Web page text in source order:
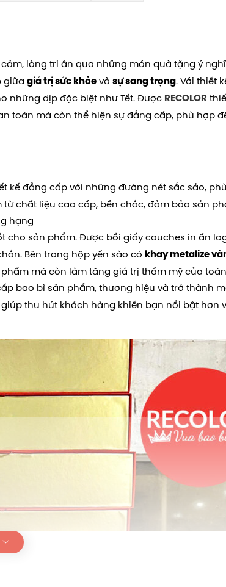
lòng tri ân qua những món quà tặng ý
giữa giá trị sức khỏe và sự sang trọng. Với thiết
những dịp đặc biệt như Tết. Được RECOLOR
toàn mà còn thể hiện sự đẳng cấp, phù hợp
kế đẳng cấp với những đường nét sắc sảo,
chất liệu cao cấp, bền chắc, đảm bảo sản
hạng
cho sản phẩm. Được bồi giấy couches in ấn
Bên trong hộp yến sào có khay metalize
mà còn làm tăng giá trị thẩm mỹ của
bao bì sản phẩm, thương hiệu và trở thành
thu hút khách hàng khiến bạn nổi bật hơn